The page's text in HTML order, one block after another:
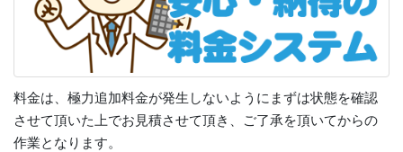
料金は、極力追加料金が発生しないようにまずは状態を確認
させて頂いた上でお見積させて頂き、ご了承を頂いてからの
作業となります。